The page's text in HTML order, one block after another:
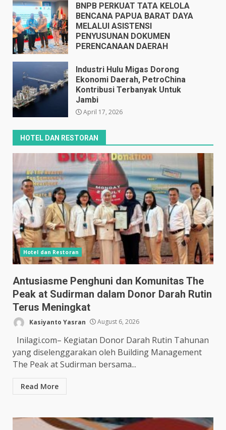
BNPB PERKUAT TATA KELOLA
BENCANA PAPUA BARAT DAYA
MELALUI ASISTENSI
PENYUSUNAN DOKUMEN
PERENCANAAN DAERAH
Industri Hulu Migas Dorong
Ekonomi Daerah, PetroChina
Kontribusi Terbanyak Untuk
Jambi
April 17, 2026
HOTEL DAN RESTORAN
Hotel dan Restoran
Antusiasme Penghuni dan Komunitas The
Peak at Sudirman dalam Donor Darah Rutin
Terus Meningkat
Kasiyanto Yasran August 6, 2026
Inilagi.com– Kegiatan Donor Darah Rutin Tahunan
yang diselenggarakan oleh Building Management
The Peak at Sudirman bersama...
Read More